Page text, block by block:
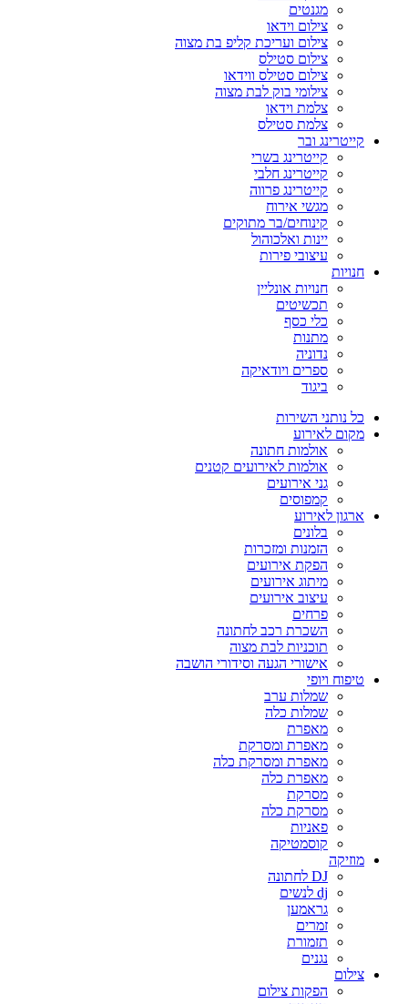
מגנטים
צילום וידאו
צילום ועריכת קליפ בת מצוה
צילום סטילס
צילום סטילס ווידאו
צילומי בוק לבת מצוה
צלמת וידאו
צלמת סטילס
קייטרינג ובר
קייטרינג בשרי
קייטרינג חלבי
קייטרינג פרווה
מגשי אירוח
קינוחים/בר מתוקים
יינות ואלכוהול
עיצובי פירות
חנויות
חנויות אונליין
תכשיטים
כלי כסף
מתנות
נדוניה
ספרים ויודאיקה
ביגוד
כל נותני השירות
מקום לאירוע
אולמות חתונה
אולמות לאירועים קטנים
גני אירועים
קמפוסים
ארגון לאירוע
בלונים
הזמנות ומזכרות
הפקת אירועים
מיתוג אירועים
עיצוב אירועים
פרחים
השכרת רכב לחתונה
תוכניות לבת מצוה
אישורי הגעה וסידורי הושבה
טיפוח ויופי
שמלות ערב
שמלות כלה
מאפרת
מאפרת ומסרקת
מאפרת ומסרקת כלה
מאפרת כלה
מסרקת
מסרקת כלה
פאניות
קוסמטיקה
מוזיקה
DJ לחתונה
dj לנשים
גראמען
זמרים
תזמורת
נגנים
צילום
הפקות צילום